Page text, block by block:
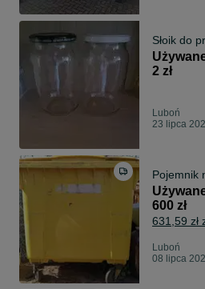
Słoik do
2 zł
Luboń
23 lipca
Pojemnik
600 zł
631,59 zł
Luboń
08 lipca